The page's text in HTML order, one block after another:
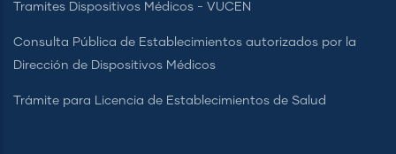
Tramites Dispositivos Médicos - VUCEN
Consulta Pública de Establecimientos autorizados por la
Dirección de Dispositivos Médicos
Trámite para Licencia de Establecimientos de Salud